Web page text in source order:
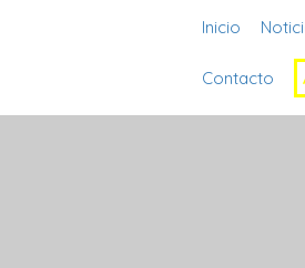
Inicio
Contacto